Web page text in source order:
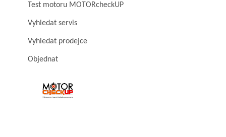
Test motoru MOTORcheckUP
Vyhledat servis
Vyhledat prodejce
Objednat